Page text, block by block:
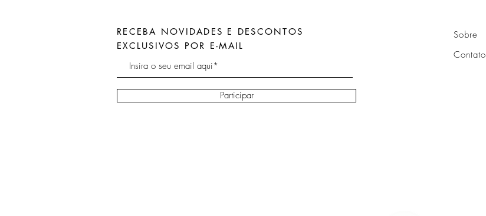
RECEBA NOVIDADES E DESCONTOS
EXCLUSIVOS POR E-MAIL
Participar
Sobre
Contato